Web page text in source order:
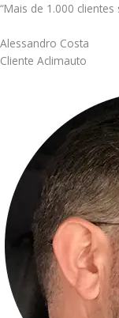
“Mais de 1.000
Alessandro Costa
Cliente Aclimauto